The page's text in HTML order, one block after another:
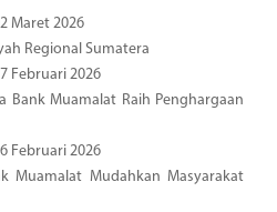
Maret 2026
Regional Sumatera
Februari 2026
Bank Muamalat Raih Penghargaan
Februari 2026
Muamalat Mudahkan Masyarakat